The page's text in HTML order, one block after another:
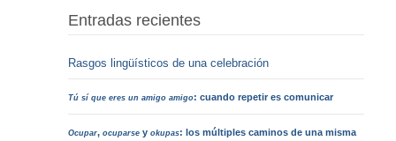
Entradas recientes
Rasgos lingüísticos de una celebración
Tú sí que eres un amigo amigo: cuando repetir es comunicar
Ocupar,ocuparse yokupas: los múltiples caminos de una misma